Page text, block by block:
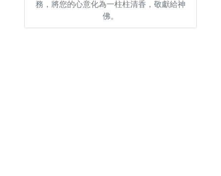
務，將您的心意化為一柱柱清香，敬獻給神
佛。